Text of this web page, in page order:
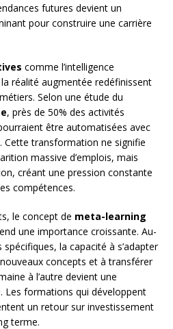
futures devient un
pour construire une carrière
comme l’intelligence
réalité augmentée redéfinissent
Selon une étude du
, près de 50% des activités
être automatisées avec
Cette transformation ne signifie
massive d’emplois, mais
créant une pression constante
compétences.
le concept de meta-learning
une importance croissante. Au-
la capacité à s’adapter
concepts et à transférer
à l’autre devient une
Les formations qui développent
un retour sur investissement
terme.